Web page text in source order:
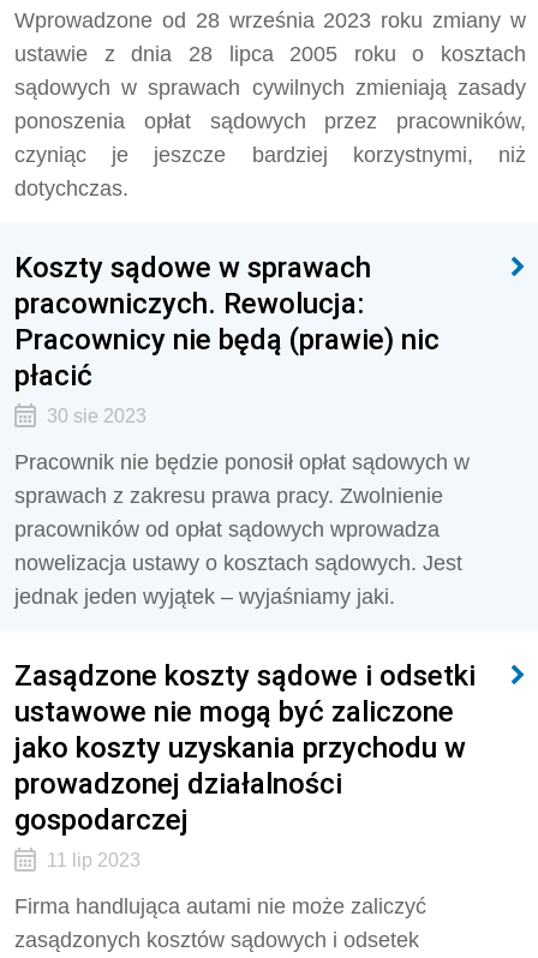
Wprowadzone od 28 września 2023 roku zmiany w
ustawie z dnia 28 lipca 2005 roku o kosztach
sądowych w sprawach cywilnych zmieniają zasady
ponoszenia opłat sądowych przez pracowników,
czyniąc je jeszcze bardziej korzystnymi, niż
dotychczas.
Koszty sądowe w sprawach
pracowniczych. Rewolucja:
Pracownicy nie będą (prawie) nic
płacić
30 sie 2023
Pracownik nie będzie ponosił opłat sądowych w
sprawach z zakresu prawa pracy. Zwolnienie
pracowników od opłat sądowych wprowadza
nowelizacja ustawy o kosztach sądowych. Jest
jednak jeden wyjątek – wyjaśniamy jaki.
Zasądzone koszty sądowe i odsetki
ustawowe nie mogą być zaliczone
jako koszty uzyskania przychodu w
prowadzonej działalności
gospodarczej
11 lip 2023
Firma handlująca autami nie może zaliczyć
zasądzonych kosztów sądowych i odsetek